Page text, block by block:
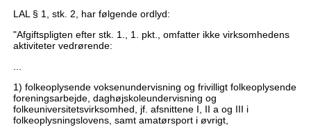
LAL § 1, stk. 2, har følgende ordlyd:
"Afgiftspligten efter stk. 1., 1. pkt., omfatter ikke virksomhedens
aktiviteter vedrørende:
1) folkeoplysende voksenundervisning og frivilligt folkeoplysende
foreningsarbejde, daghøjskoleundervisning og
folkeuniversitetsvirksomhed, jf. afsnittene I, II a og III i
folkeoplysningslovens, samt amatørsport i øvrigt,